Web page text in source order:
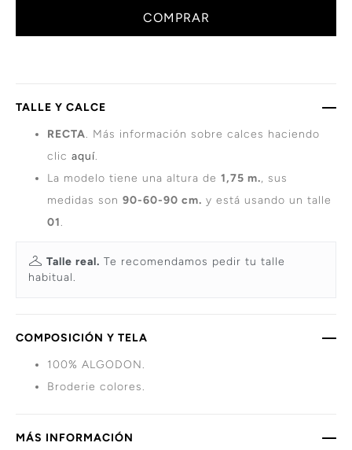
COMPRAR
TALLE Y CALCE
RECTA. Más información sobre calces haciendo
clic aquí.
La modelo tiene una altura de 1,75 m., sus
medidas son 90-60-90 cm. y está usando un talle
01.
Talle real. Te recomendamos pedir tu talle
habitual.
COMPOSICIÓN Y TELA
100% ALGODON.
Broderie colores.
MÁS INFORMACIÓN